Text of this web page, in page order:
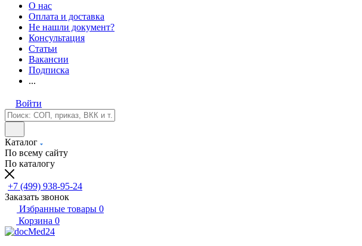
О нас
Оплата и доставка
Не нашли документ?
Консультация
Статьи
Вакансии
Подписка
...
Войти
Каталог
По всему сайту
По каталогу
+7 (499) 938-95-24
Заказать звонок
Избранные товары 0
Корзина 0